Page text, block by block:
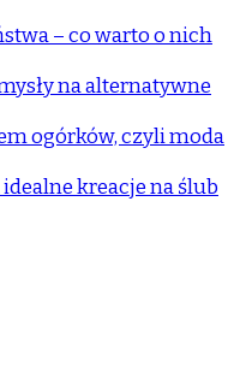
– co warto o nich
na alternatywne
ogórków, czyli moda
kreacje na ślub